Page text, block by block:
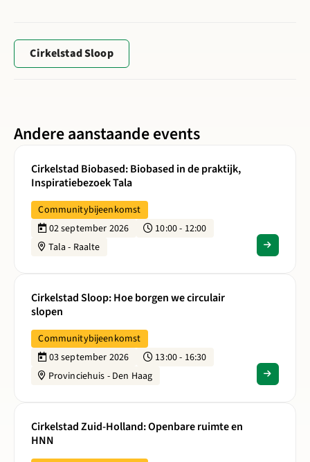
Cirkelstad Sloop
Andere aanstaande events
Cirkelstad Biobased: Biobased in de praktijk,
Inspiratiebezoek Tala
Communitybijeenkomst
02 september 2026
10:00 - 12:00
Tala - Raalte
Lees meer over Cirkelstad Biobased: Biobased in de
Cirkelstad Sloop: Hoe borgen we circulair
slopen
Communitybijeenkomst
03 september 2026
13:00 - 16:30
Provinciehuis - Den Haag
Cirkelstad Zuid-Holland: Openbare ruimte en
HNN